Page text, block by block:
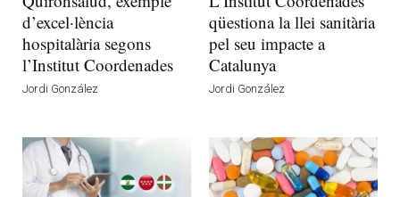
d’excel·lència
hospitalària segons
l’Institut Coordenades
Jordi González
qüestiona la llei sanitària
pel seu impacte a
Catalunya
Jordi González